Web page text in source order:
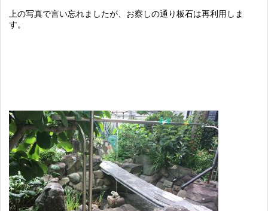
上の写真で言い忘れましたが、お察しの通り板石は再利用しま
す。